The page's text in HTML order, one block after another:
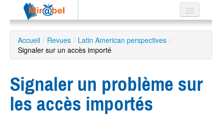
Le réseau
Soutien
Accueil / Revues / Latin American perspectives /
Signaler sur un accès importé
Signaler un problème sur
les accès importés